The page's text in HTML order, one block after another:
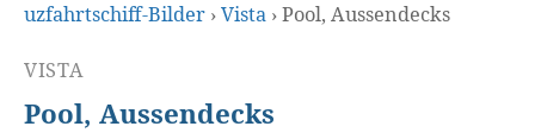
uzfahrtschiff-Bilder ›Vista ›Pool, Aussendecks
VISTA
Pool, Aussendecks